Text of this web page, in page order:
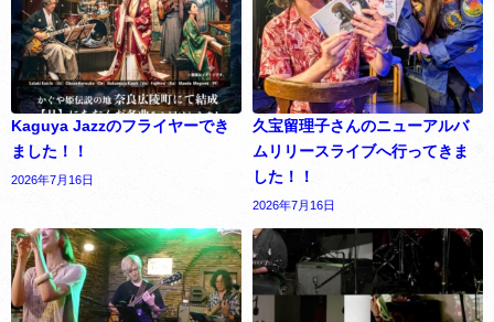
Kaguya Jazzのフライヤーでき
ました！！
2026年7月16日
久宝留理子さんのニューアルバ
ムリリースライブへ行ってきま
した！！
2026年7月16日